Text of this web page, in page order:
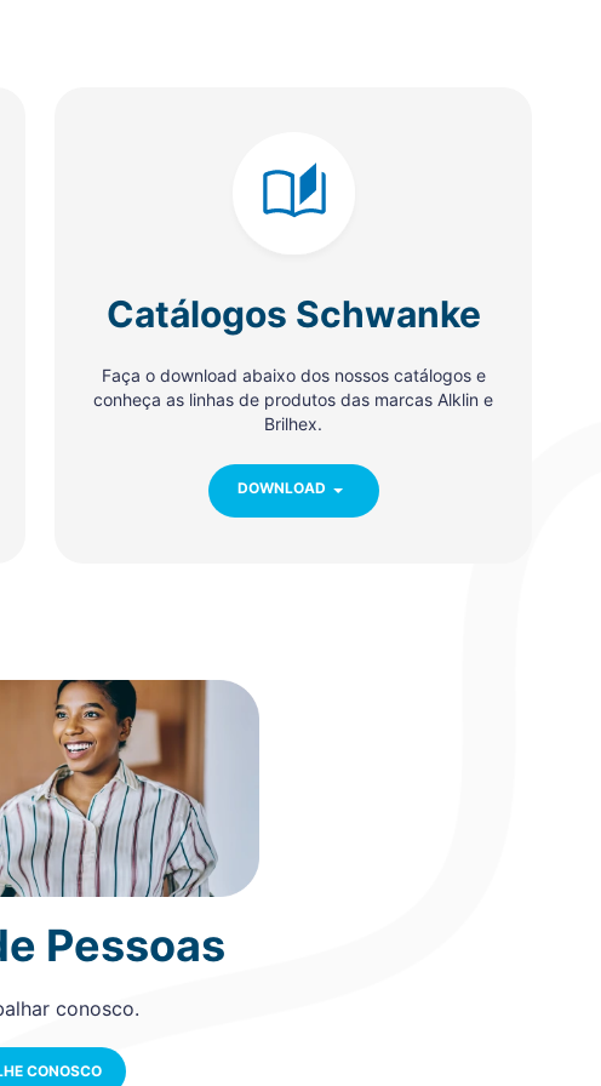
Catálogos Schwanke
Faça o download abaixo dos nossos catálogos e
conheça as linhas de produtos das marcas Alklin e
Brilhex.
DOWNLOAD
Pessoas
conosco.
CONOSCO